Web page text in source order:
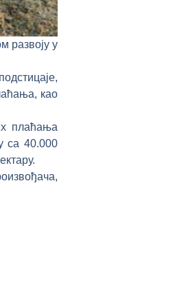
развоју у
као
плаћања
са 40.000